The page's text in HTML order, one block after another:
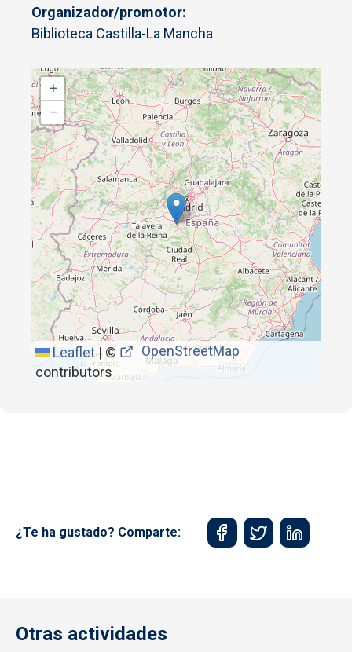
Organizador/promotor
Biblioteca Castilla-La Mancha
+
−
Leaflet|©
OpenStreetMap
contributors
¿Te ha gustado? Comparte:
Otras actividades